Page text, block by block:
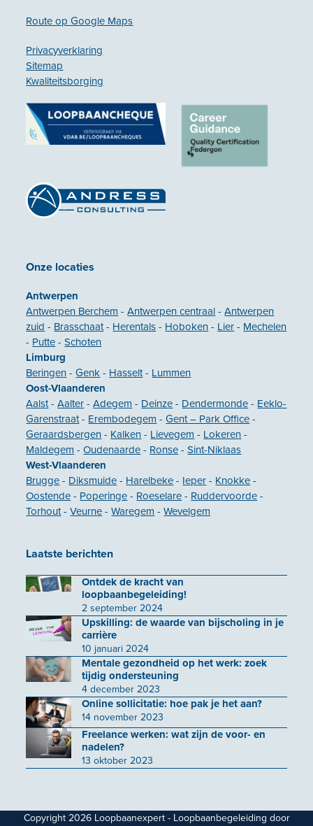
Route op Google Maps
Privacyverklaring
Sitemap
Kwaliteitsborging
Onze locaties
Antwerpen
Antwerpen Berchem -Antwerpen centraal -Antwerpen
zuid - Brasschaat - Herentals - Hoboken - Lier - Mechelen
- Putte -Schoten
Limburg
Beringen -Genk - Hasselt - Lummen
Oost-Vlaanderen
Aalst -Aalter -Adegem - Deinze - Dendermonde - Eeklo-
Garenstraat - Erembodegem -Gent – Park Office -
Geraardsbergen - Kalken - Lievegem - Lokeren -
Maldegem -Oudenaarde - Ronse -Sint-Niklaas
West-Vlaanderen
Brugge - Diksmuide - Harelbeke - Ieper - Knokke -
Oostende - Poperinge - Roeselare - Ruddervoorde -
Torhout -Veurne -Waregem -Wevelgem
Laatste berichten
Ontdek de kracht van
loopbaanbegeleiding!
2 september 2024
Upskilling: de waarde van bijscholing in je
carrière
10 januari 2024
Mentale gezondheid op het werk: zoek
tijdig ondersteuning
4 december 2023
Online sollicitatie: hoe pak je het aan?
14 november 2023
Freelance werken: wat zijn de voor- en
nadelen?
13 oktober 2023
Copyright 2026 Loopbaanexpert - Loopbaanbegeleiding door